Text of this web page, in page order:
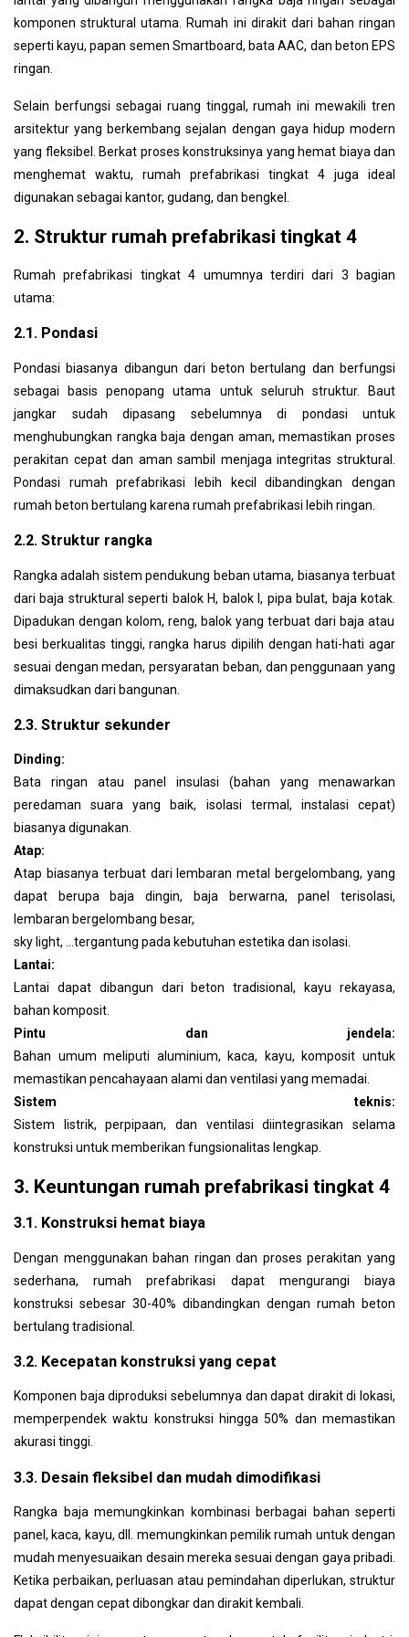
5.11. Rumah prefabrikasi tingkat 4 dengan taman
5.12. Rumah prefabrikasi tingkat 4 seluas 60m²
5.13. Rumah prefabrikasi tingkat 4 seluas 90m²
5.15. Rumah prefabrikasi tingkat 4 bergaya atap Thailand
5.16. Rumah prefabrikasi tingkat 4 dipadukan dengan kaca
5.17. Rumah prefabrikasi tingkat 4 bergaya Eropa
5.18. Rumah prefabrikasi tingkat 4 homestay
5.19. Rumah prefabrikasi tingkat 4 untuk tujuan bisnis
5.20. Pabrik prefabrikasi tingkat 4
6. Biaya konstruksi untuk rumah prefabrikasi tingkat 4
komponen struktural utama. Rumah ini dirakit dari bahan ringan
seperti kayu, papan semen Smartboard, bata AAC, dan beton EPS
ringan.
Selain berfungsi sebagai ruang tinggal, rumah ini mewakili tren
arsitektur yang berkembang sejalan dengan gaya hidup modern
yang fleksibel. Berkat proses konstruksinya yang hemat biaya dan
menghemat waktu, rumah prefabrikasi tingkat 4 juga ideal
digunakan sebagai kantor, gudang, dan bengkel.
2. Struktur rumah prefabrikasi tingkat 4
Rumah prefabrikasi tingkat 4 umumnya terdiri dari 3 bagian
utama:
2.1. Pondasi
Pondasi biasanya dibangun dari beton bertulang dan berfungsi
sebagai basis penopang utama untuk seluruh struktur. Baut
jangkar sudah dipasang sebelumnya di pondasi untuk
menghubungkan rangka baja dengan aman, memastikan proses
perakitan cepat dan aman sambil menjaga integritas struktural.
Pondasi rumah prefabrikasi lebih kecil dibandingkan dengan
rumah beton bertulang karena rumah prefabrikasi lebih ringan.
2.2. Struktur rangka
Rangka adalah sistem pendukung beban utama, biasanya terbuat
dari baja struktural seperti balok H, balok I, pipa bulat, baja kotak.
Dipadukan dengan kolom, reng, balok yang terbuat dari baja atau
besi berkualitas tinggi, rangka harus dipilih dengan hati-hati agar
sesuai dengan medan, persyaratan beban, dan penggunaan yang
dimaksudkan dari bangunan.
2.3. Struktur sekunder
Dinding:
Bata ringan atau panel insulasi (bahan yang menawarkan
peredaman suara yang baik, isolasi termal, instalasi cepat)
biasanya digunakan.
Atap:
Atap biasanya terbuat dari lembaran metal bergelombang, yang
dapat berupa baja dingin, baja berwarna, panel terisolasi,
lembaran bergelombang besar,
sky light, …tergantung pada kebutuhan estetika dan isolasi.
Lantai:
Lantai dapat dibangun dari beton tradisional, kayu rekayasa,
bahan komposit.
Pintu dan jendela:
Bahan umum meliputi aluminium, kaca, kayu, komposit untuk
memastikan pencahayaan alami dan ventilasi yang memadai.
Sistem teknis:
Sistem listrik, perpipaan, dan ventilasi diintegrasikan selama
konstruksi untuk memberikan fungsionalitas lengkap.
3. Keuntungan rumah prefabrikasi tingkat 4
3.1. Konstruksi hemat biaya
Dengan menggunakan bahan ringan dan proses perakitan yang
sederhana, rumah prefabrikasi dapat mengurangi biaya
konstruksi sebesar 30-40% dibandingkan dengan rumah beton
bertulang tradisional.
3.2. Kecepatan konstruksi yang cepat
Komponen baja diproduksi sebelumnya dan dapat dirakit di lokasi,
memperpendek waktu konstruksi hingga 50% dan memastikan
akurasi tinggi.
3.3. Desain fleksibel dan mudah dimodifikasi
Rangka baja memungkinkan kombinasi berbagai bahan seperti
panel, kaca, kayu, dll. memungkinkan pemilik rumah untuk dengan
mudah menyesuaikan desain mereka sesuai dengan gaya pribadi.
Ketika perbaikan, perluasan atau pemindahan diperlukan, struktur
dapat dengan cepat dibongkar dan dirakit kembali.